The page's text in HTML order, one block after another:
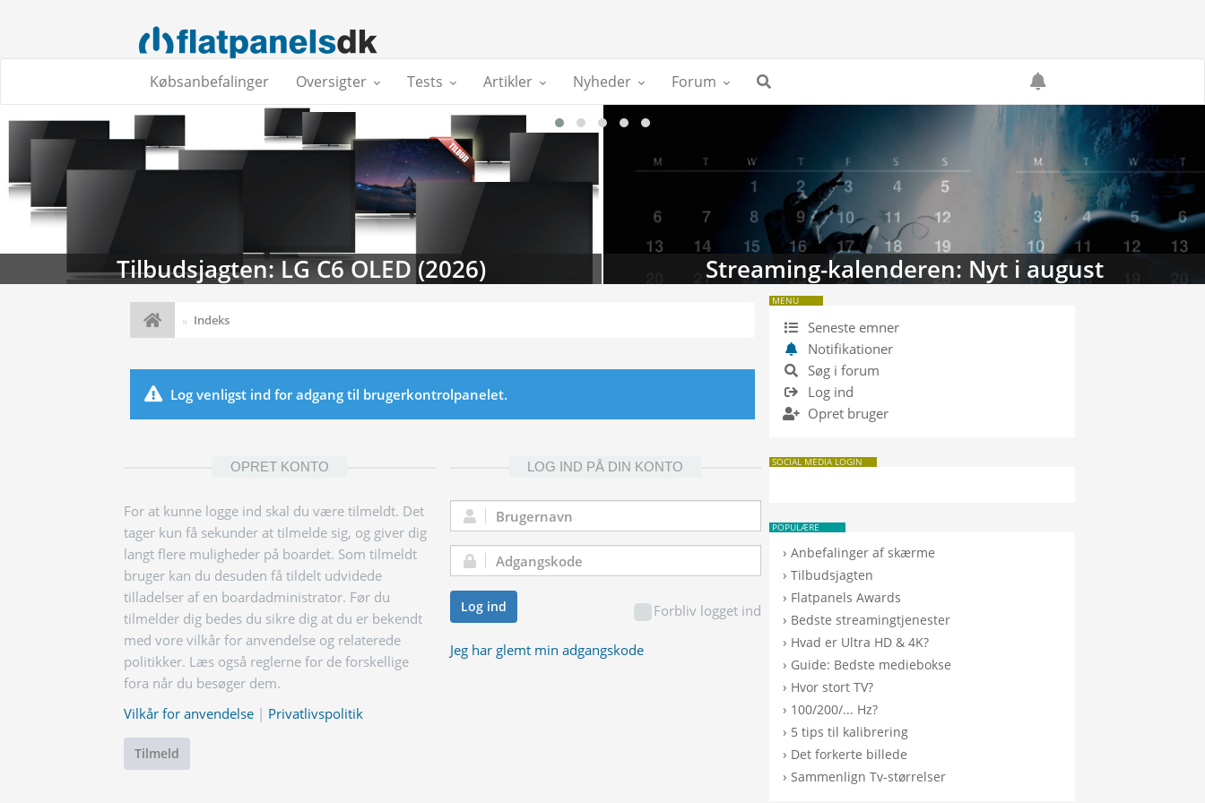
Købsanbefalinger Oversigter Tests Artikler Nyheder Forum
Tilbudsjagten: LG C6 OLED (2026) Streaming-kalenderen: Nyt i august
Indeks
Log venligst ind for adgang til brugerkontrolpanelet.
OPRET KONTO
For at kunne logge ind skal du være tilmeldt. Det
tager kun få sekunder at tilmelde sig, og giver dig
langt flere muligheder på boardet. Som tilmeldt
bruger kan du desuden få tildelt udvidede
tilladelser af en boardadministrator. Før du
tilmelder dig bedes du sikre dig at du er bekendt
med vore vilkår for anvendelse og relaterede
politikker. Læs også reglerne for de forskellige
fora når du besøger dem.
Vilkår for anvendelse | Privatlivspolitik
Tilmeld
LOG IND PÅ DIN KONTO
Brugernavn:
Adgangskode:
Forbliv logget ind
Log ind
Jeg har glemt min adgangskode
MENU
Seneste emner
Notifikationer
Søg i forum
Log ind
Opret bruger
SOCIAL MEDIA LOGIN
POPULÆRE
›Anbefalinger af skærme
›Tilbudsjagten
› Flatpanels Awards
› Bedste streamingtjenester
› Hvad er Ultra HD & 4K?
› Guide: Bedste mediebokse
› Hvor stort TV?
› 100/200/... Hz?
› 5 tips til kalibrering
› Det forkerte billede
›Sammenlign Tv-størrelser